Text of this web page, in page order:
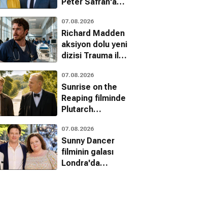
07.08.2026
Richard Madden
aksiyon dolu yeni
dizisi Trauma ile
07.08.2026
Sunrise on the
Reaping filminde
Plutarch
karakterini kim
canlandıracak?
07.08.2026
Sunny Dancer
filminin galası
Londra'da